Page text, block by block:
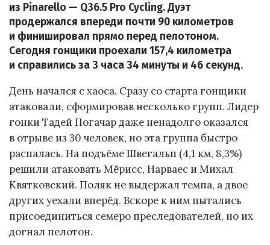
из Pinarello — Q36.5 Pro Cycling. Дуэт
продержался впереди почти 90 километров
и финишировал прямо перед пелотоном.
Сегодня гонщики проехали 157,4 километра
и справились за 3 часа 34 минуты и 46 секунд.
День начался с хаоса. Сразу со старта гонщики
атаковали, сформировав несколько групп. Лидер
гонки Тадей Погачар даже ненадолго оказался
в отрыве из 30 человек, но эта группа быстро
распалась. На подъёме Швегальп (4,1 км, 8,3%)
решили атаковать Мёрисс, Нарваес и Михал
Квятковский. Поляк не выдержал темпа, а двое
других уехали вперёд. Вскоре к ним пытались
присоединиться семеро преследователей, но их
догнал пелотон.